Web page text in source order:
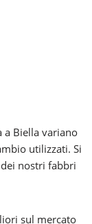
a Biella variano
utilizzati. Si
nostri fabbri
sul mercato